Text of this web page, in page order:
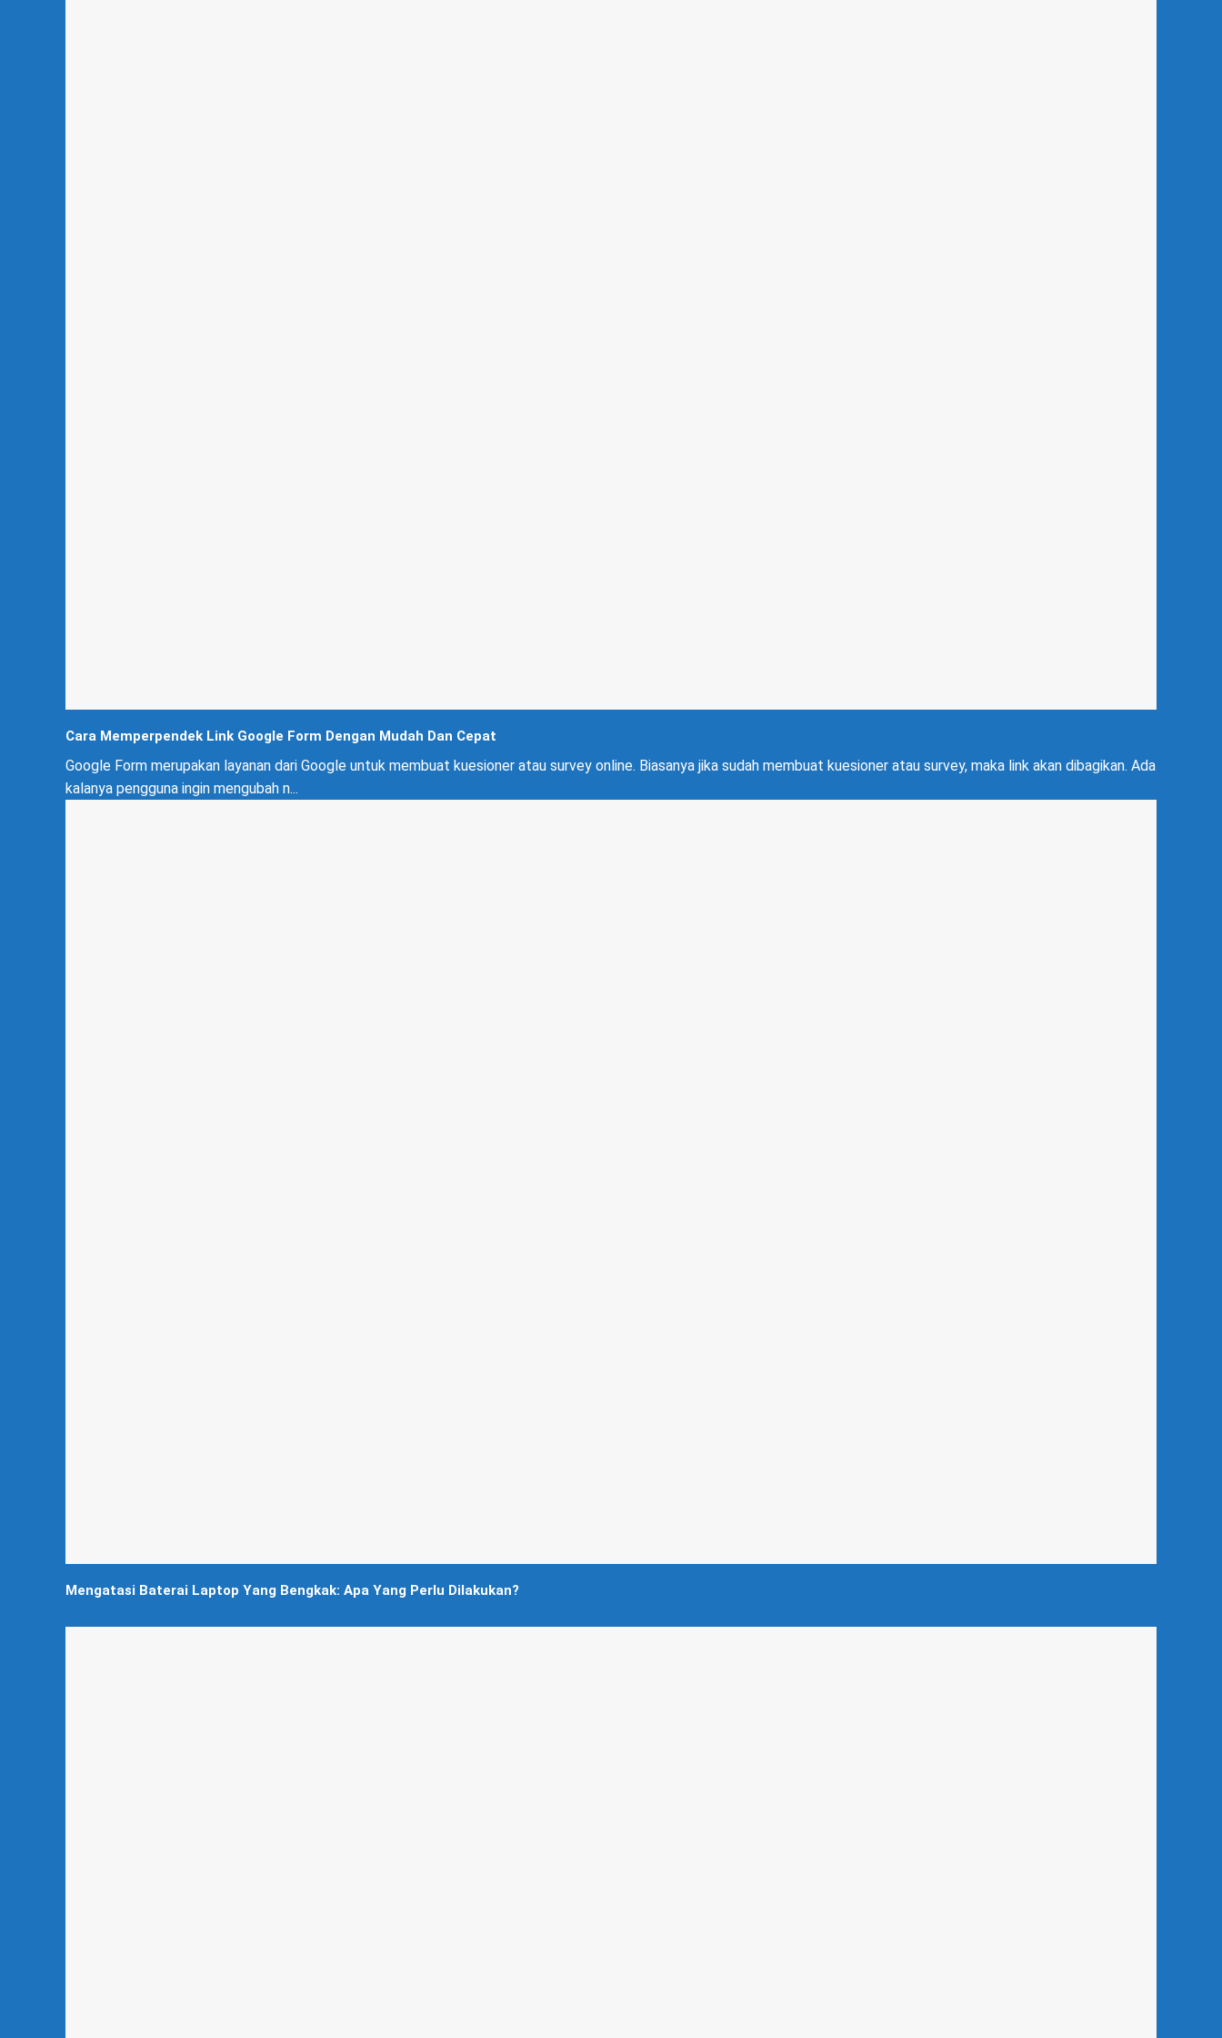
Cara Memperpendek Link Google Form Dengan Mudah Dan Cepat
Google Form merupakan layanan dari Google untuk membuat kuesioner atau survey online. Biasanya jika sudah membuat kuesioner atau survey, maka link akan dibagikan. Ada
kalanya pengguna ingin mengubah n...
Mengatasi Baterai Laptop Yang Bengkak: Apa Yang Perlu Dilakukan?